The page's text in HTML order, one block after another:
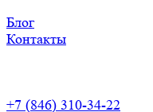
Блог
Контакты
+7 (846) 310-34-22